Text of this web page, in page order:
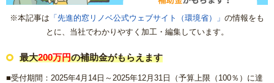
福岡でリフォーム協力業者を募集しています！
福岡市リフォーム補助金情報｜2025年住宅省エネキャンペー
ン対応
※本記事は 「先進的窓リノベ公式ウェブサイト（環境省）」 の情報をも
とに、当社でわかりやすく加工・編集しています。
最大200万円の補助金がもらえます
■受付期間：2025年4月14日～2025年12月31日（予算上限（100％）に達